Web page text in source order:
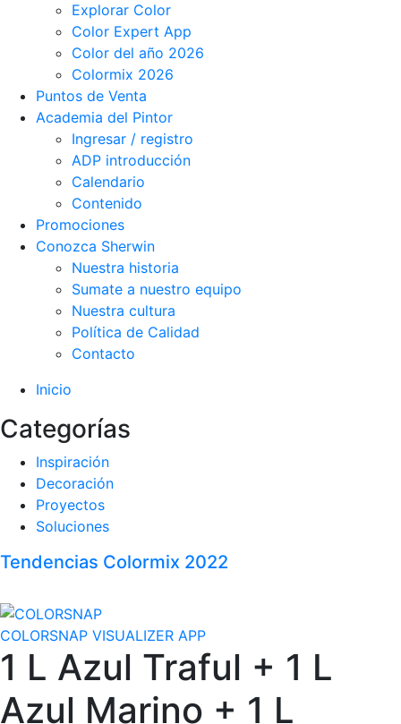
Explorar Color
Color Expert App
Color del año 2026
Colormix 2026
Puntos de Venta
Academia del Pintor
Ingresar / registro
ADP introducción
Calendario
Contenido
Promociones
Conozca Sherwin
Nuestra historia
Sumate a nuestro equipo
Nuestra cultura
Política de Calidad
Contacto
Inicio
Categorías
Inspiración
Decoración
Proyectos
Soluciones
Tendencias Colormix 2022
COLORSNAP VISUALIZER APP
1 L Azul Traful + 1 L
Azul Marino + 1 L